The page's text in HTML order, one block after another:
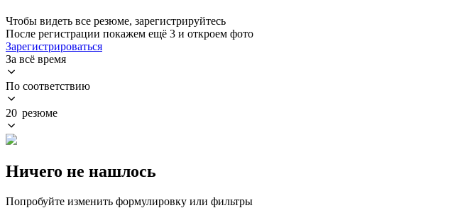
Чтобы видеть все резюме, зарегистрируйтесь
После регистрации покажем ещё 3 и откроем фото
Зарегистрироваться
За всё время
По соответствию
20 резюме
Ничего не нашлось
Попробуйте изменить формулировку или фильтры